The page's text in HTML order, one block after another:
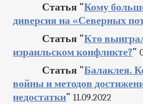
Статья "Кому
диверсия на «Северных
Статья "Кто
израильском конфликте?"
Статья "Балаклея.
войны и методов
недостатки" 11.09.2022